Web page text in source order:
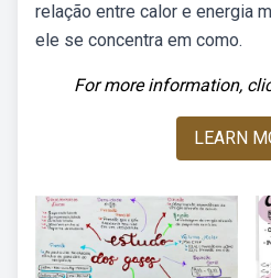
relação entre calor e energia
ele se concentra em como.
For more information,
LEARN